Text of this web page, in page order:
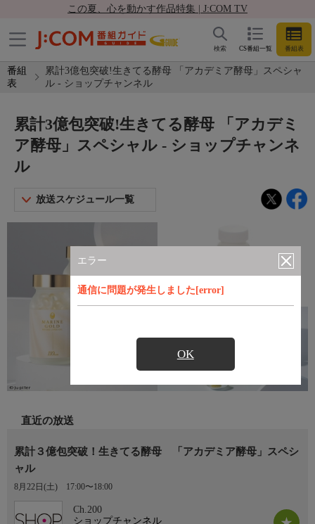
この夏、心を動かす作品特集 | J:COM TV
CS番組一覧 番組表
検索
番組
表
累計3億包突破!生きてる酵母 「アカデミア酵母」スペシャ
ル - ショップチャンネル
エラー
通信に問題が発生しました[error]
OK
累計3億包突破!生きてる酵母 「アカデミ
ア酵母」スペシャル - ショップチャンネ
ル
放送スケジュール一覧
直近の放送
累計３億包突破！生きてる酵母 「アカデミア酵母」スペシ
ャル
8月22日(土) 17:00〜18:00
Ch.200
ショップチャンネル